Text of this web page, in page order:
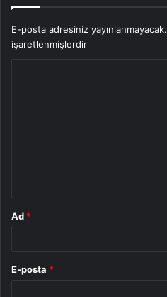
E-posta adresiniz yayınlanmayacak.
işaretlenmişlerdir
Ad *
E-posta *